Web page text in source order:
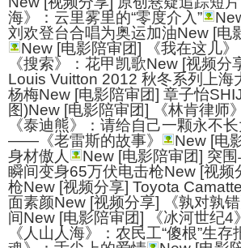
海》：云里雾里的“零度介入”
刘欢登台合唱为奥运加油New [电
New [电影陪审团] 《我在这儿
《搜索》：花甲凯歌New [视频
Louis Vuitton 2012 秋冬系列上
杨梅New [电影陪审团] 章子怡
图)New [电影陪审团] 《林肯律师
《泰迪熊》：请给自己一颗永不
——《老雷斯的故事》
New [电
身材傲人
New [电影陪审团] 突
瞬间变身65万伏电击枪New [视
枪New [视频分享] Toyota
面素颜New [视频分享] 《孰对孰
间New [电影陪审团] 《冰河世纪4
《人山人海》：农民工“傻根”生存